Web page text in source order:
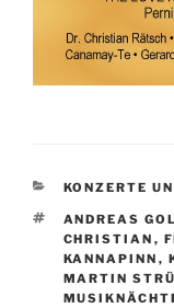
KATEGORIEN
KONZERTE
ANDREAS
CHRISTIAN ,
KANNAPINN ,
MARTIN